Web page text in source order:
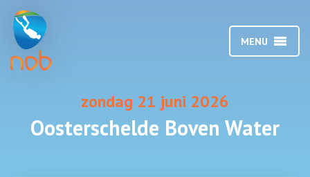
MENU
zondag 21 juni 2026
Oosterschelde Boven Water